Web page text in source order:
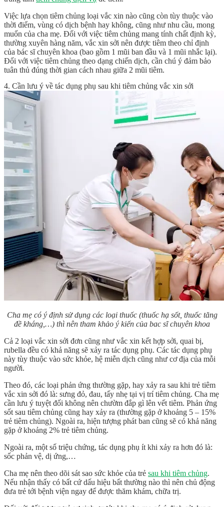
Việc lựa chọn tiêm chủng loại vắc xin nào cũng còn tùy thuộc vào
thời điểm, vùng có dịch bệnh hay không, cũng như nhu cầu, mong
muốn của cha mẹ. Đối với việc tiêm chủng mang tính chất định kỳ,
thường xuyên hàng năm, vắc xin sởi nên được tiêm theo chỉ định
của bác sĩ chuyên khoa (bao gồm 1 mũi ban đầu và 1 mũi nhắc lại).
Đối với việc tiêm chủng theo dạng chiến dịch, cần chú ý đảm bảo
tuân thủ đúng thời gian cách nhau giữa 2 mũi tiêm.
4. Cần lưu ý về tác dụng phụ sau khi tiêm chủng vắc xin sởi
Cha mẹ có ý định sử dụng các loại thuốc (thuốc hạ sốt, thuốc tăng
đề kháng,…) thì nên tham khảo ý kiến của bac sĩ chuyên khoa
Cả 2 loại vắc xin sởi đơn cũng như vắc xin kết hợp sởi, quai bị,
rubella đều có khả năng sẽ xảy ra tác dụng phụ. Các tác dụng phụ
này tùy thuộc vào sức khỏe, hệ miễn dịch cũng như cơ địa của mỗi
người.
Theo đó, các loại phản ứng thường gặp, hay xảy ra sau khi trẻ tiêm
vắc xin sởi đó là: sưng đỏ, đau, tấy nhẹ tại vị trí tiêm chủng. Cha mẹ
cần lưu ý tuyệt đối không nên chườm đắp gì lên vết tiêm. Phản ứng
sốt sau tiêm chủng cũng hay xảy ra (thường gặp ở khoảng 5 – 15%
trẻ tiêm chủng). Ngoài ra, hiện tượng phát ban cũng sẽ có khả năng
gặp ở khoảng 2% trẻ tiêm chủng.
Ngoài ra, một số triệu chứng, tác dụng phụ ít khi xảy ra hơn đó là:
sốc phản vệ, dị ứng,…
Cha mẹ nên theo dõi sát sao sức khỏe của trẻ sau khi tiêm chủng.
Nếu nhận thấy có bất cứ dấu hiệu bất thường nào thì nên chủ động
đưa trẻ tới bệnh viện ngay để được thăm khám, chữa trị.